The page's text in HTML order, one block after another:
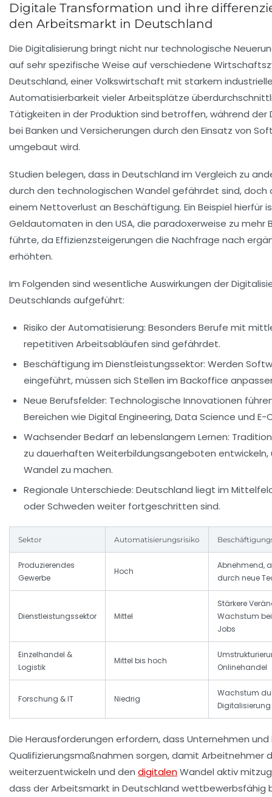
Digitale Transformation und ihre
den Arbeitsmarkt in Deutschland
Die Digitalisierung bringt nicht nur technologische
auf sehr spezifische Weise auf verschiedene
Deutschland, einer Volkswirtschaft mit starkem
Automatisierbarkeit vieler Arbeitsplätze
Tätigkeiten in der Produktion sind betroffen, während der
bei Banken und Versicherungen durch den Einsatz von
umgebaut wird.
Studien belegen, dass in Deutschland im Vergleich zu
durch den technologischen Wandel gefährdet sind, doch
einem Nettoverlust an Beschäftigung. Ein Beispiel hierfür
Geldautomaten in den USA, die paradoxerweise zu mehr
führte, da Effizienzsteigerungen die Nachfrage nach
erhöhten.
Im Folgenden sind wesentliche Auswirkungen der
Deutschlands aufgeführt:
Risiko der Automatisierung: Besonders Berufe mit
repetitiven Arbeitsabläufen sind gefährdet.
Beschäftigung im Dienstleistungssektor: Werden
eingeführt, müssen sich Stellen im Backoffice
Neue Berufsfelder: Technologische Innovationen
Bereichen wie Digital Engineering, Data Science und
Wachsender Bedarf an lebenslangem Lernen:
zu dauerhaften Weiterbildungsangeboten
Wandel zu machen.
Regionale Unterschiede: Deutschland liegt im
oder Schweden weiter fortgeschritten sind.
Sektor Automatisierungsrisiko
Produzierendes
Gewerbe
Hoch
Abnehmend,
durch neue
Dienstleistungssektor Mittel
Stärkere
Wachstum
Jobs
Einzelhandel &
Logistik
Mittel bis hoch
Onlinehandel
Forschung & IT Niedrig
Wachstum
Digitalisierung
Die Herausforderungen erfordern, dass Unternehmen
Qualifizierungsmaßnahmen sorgen, damit Arbeitnehmer
weiterzuentwickeln und den digitalenWandel aktiv
dass der Arbeitsmarkt in Deutschland wettbewerbsfähig